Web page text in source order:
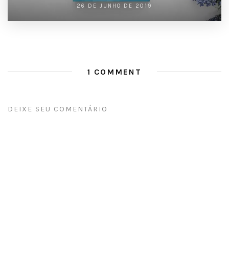
26 DE JUNHO DE 2019
1 COMMENT
DEIXE SEU COMENTÁRIO